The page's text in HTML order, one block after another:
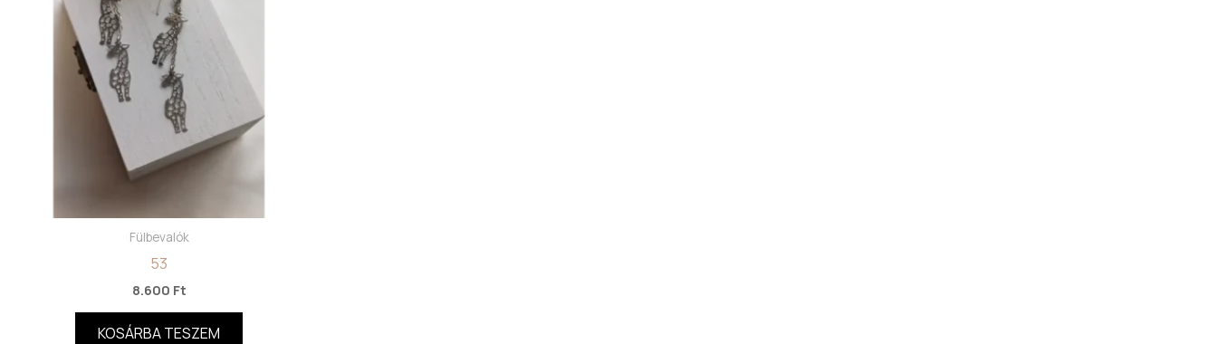
Fülbevalók
53
8.600 Ft
KOSÁRBA TESZEM